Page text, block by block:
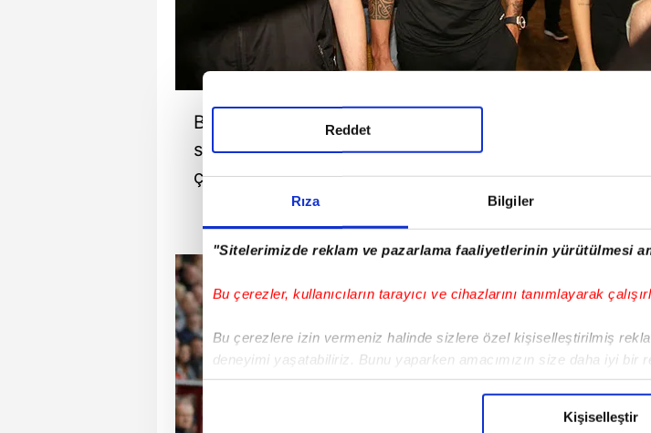
Rıza Bilgiler
"Sitelerimizde reklam ve pazarlama faaliyetlerinin yürütülmesi
Bu çerezler, kullanıcıların tarayıcı ve cihazlarını tanımlayarak
Bu çerezlere izin vermeniz halinde sizlere özel kişiselleştirilmiş
deneyimi yaşatabiliriz. Bunu yaparken amacımızın size daha iyi
içerikleri sunabilmek adına elimizden gelen çabayı gösterdiğimizi
Reddet
Kişiselleştir
Bu sezon ilk yabancı transferini Enzo Roco ile
siyah-beyazlılar, ikinci yabancı transferini de
çalışıyor.